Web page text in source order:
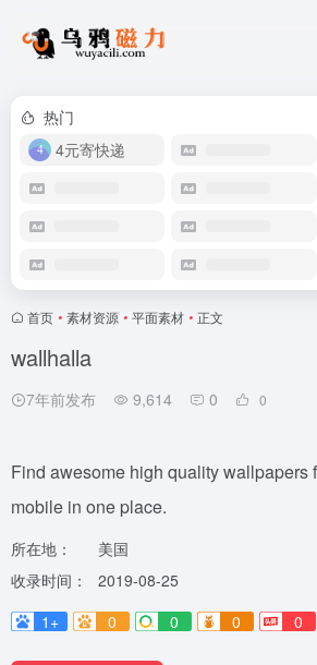
热门
4元寄快递
首页 • 素材资源 • 平面素材 • 正文
wallhalla
7年前发布 9,614 0 0
Find awesome high quality wallpapers
mobile in one place.
所在地：
美国
收录时间：
2019-08-25
1+
0 0 0 0